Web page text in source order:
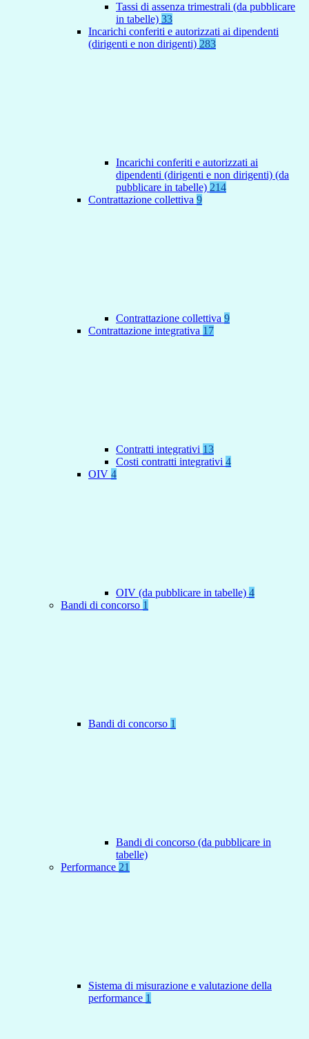
Tassi di assenza trimestrali (da pubblicare
in tabelle) 33
Incarichi conferiti e autorizzati ai dipendenti
(dirigenti e non dirigenti) 283
Incarichi conferiti e autorizzati ai
dipendenti (dirigenti e non dirigenti) (da
pubblicare in tabelle) 214
Contrattazione collettiva 9
Contrattazione collettiva 9
Contrattazione integrativa 17
Contratti integrativi 13
Costi contratti integrativi 4
OIV 4
OIV (da pubblicare in tabelle) 4
Bandi di concorso 1
Bandi di concorso 1
Bandi di concorso (da pubblicare in
tabelle)
Performance 21
Sistema di misurazione e valutazione della
performance 1